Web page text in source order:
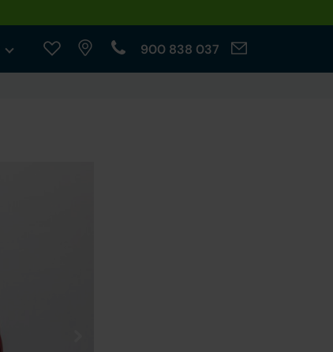
900 838 037